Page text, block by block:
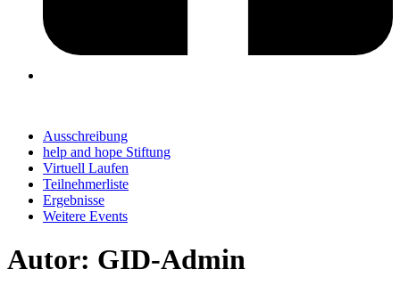
Ausschreibung
help and hope Stiftung
Virtuell Laufen
Teilnehmerliste
Ergebnisse
Weitere Events
Autor: GID-Admin